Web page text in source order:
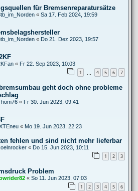
für Bremsenreparatursätze
« Sa 17. Feb 2024, 19:59
« Do 21. Dez 2023, 19:57
« Fr 22. Sep 2023, 10:03
1 … 4 5 6 7
geht doch ohne probleme
« Fr 30. Jun 2023, 09:41
« Mo 19. Jun 2023, 22:23
fehlen und sind nicht mehr lieferbar
« Do 15. Jun 2023, 10:11
1 2 3
Problem
« So 11. Jun 2023, 07:03
1 2 3 4 5 6